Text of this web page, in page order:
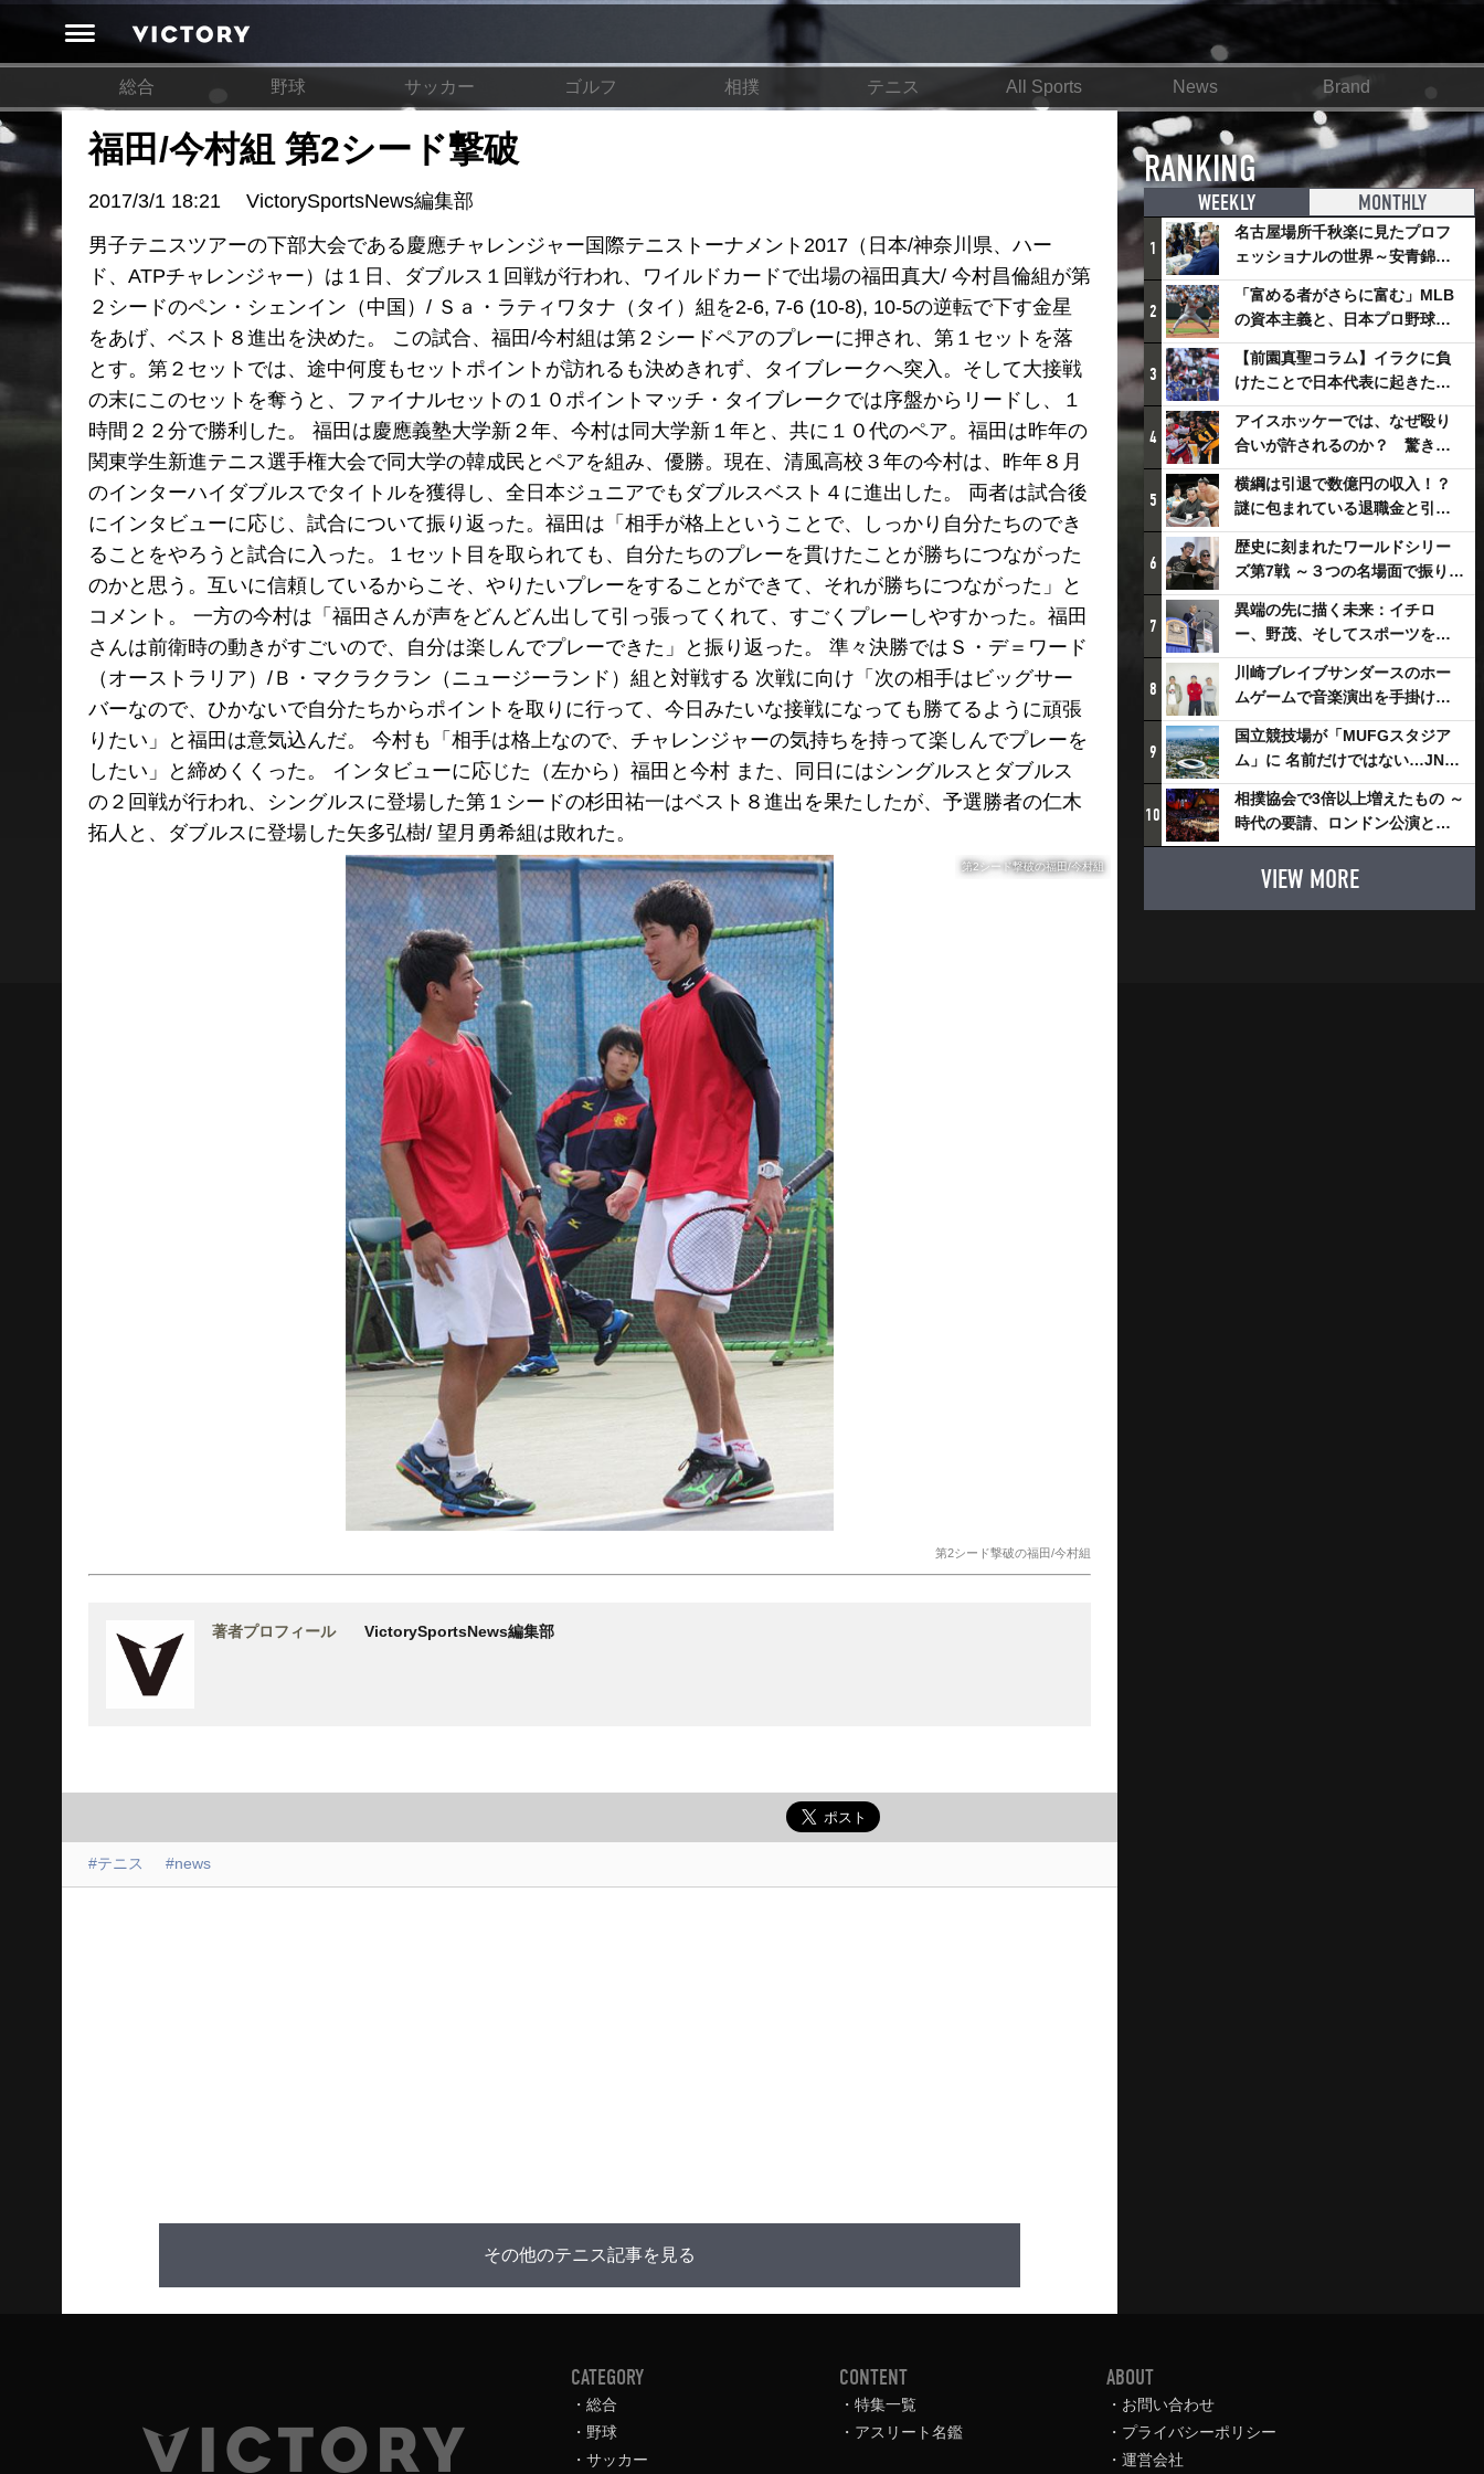
総合 野球 サッカー ゴルフ 相撲 テニス All Sports News Brand
福田/今村組 第2シード撃破
2017/3/1 18:21
VictorySportsNews編集部
男子テニスツアーの下部大会である慶應チャレンジャー国際テニストーナメント2017（日本/神奈川県、ハー
ド、ATPチャレンジャー）は１日、ダブルス１回戦が行われ、ワイルドカードで出場の福田真大/ 今村昌倫組が第
２シードのペン・シェンイン（中国）/ Ｓａ・ラティワタナ（タイ）組を2-6, 7-6 (10-8), 10-5の逆転で下す金星
をあげ、ベスト８進出を決めた。 この試合、福田/今村組は第２シードペアのプレーに押され、第１セットを落
とす。第２セットでは、途中何度もセットポイントが訪れるも決めきれず、タイブレークへ突入。そして大接戦
の末にこのセットを奪うと、ファイナルセットの１０ポイントマッチ・タイブレークでは序盤からリードし、１
時間２２分で勝利した。 福田は慶應義塾大学新２年、今村は同大学新１年と、共に１０代のペア。福田は昨年の
関東学生新進テニス選手権大会で同大学の韓成民とペアを組み、優勝。現在、清風高校３年の今村は、昨年８月
のインターハイダブルスでタイトルを獲得し、全日本ジュニアでもダブルスベスト４に進出した。 両者は試合後
にインタビューに応じ、試合について振り返った。福田は「相手が格上ということで、しっかり自分たちのでき
ることをやろうと試合に入った。１セット目を取られても、自分たちのプレーを貫けたことが勝ちにつながった
のかと思う。互いに信頼しているからこそ、やりたいプレーをすることができて、それが勝ちにつながった」と
コメント。 一方の今村は「福田さんが声をどんどん出して引っ張ってくれて、すごくプレーしやすかった。福田
さんは前衛時の動きがすごいので、自分は楽しんでプレーできた」と振り返った。 準々決勝ではＳ・デ＝ワード
（オーストラリア）/Ｂ・マクラクラン（ニュージーランド）組と対戦する 次戦に向け「次の相手はビッグサー
バーなので、ひかないで自分たちからポイントを取りに行って、今日みたいな接戦になっても勝てるように頑張
りたい」と福田は意気込んだ。 今村も「相手は格上なので、チャレンジャーの気持ちを持って楽しんでプレーを
したい」と締めくくった。 インタビューに応じた（左から）福田と今村 また、同日にはシングルスとダブルス
の２回戦が行われ、シングルスに登場した第１シードの杉田祐一はベスト８進出を果たしたが、予選勝者の仁木
拓人と、ダブルスに登場した矢多弘樹/ 望月勇希組は敗れた。
第2シード撃破の福田/今村組
第2シード撃破の福田/今村組
著者プロフィール VictorySportsNews編集部
#テニス #news
その他のテニス記事を見る
RANKING
WEEKLY MONTHLY
1
名古屋場所千秋楽に見たプロフ
ェッショナルの世界～安青錦の
優勝を巡るさまざまなドラマ
2
「富める者がさらに富む」MLB
の資本主義と、日本プロ野球が
踏み出せない一歩
3
【前園真聖コラム】イラクに負
けたことで日本代表に起きたプ
ラスとは
4
アイスホッケーでは、なぜ殴り
合いが許されるのか？ 驚きの
「ファイティング」ルールにつ
いて
5
横綱は引退で数億円の収入！？
謎に包まれている退職金と引退
相撲興行
6
歴史に刻まれたワールドシリー
ズ第7戦 ～３つの名場面で振り返
る～
7
異端の先に描く未来：イチロ
ー、野茂、そしてスポーツを支
える科学界の挑戦
8
川崎ブレイブサンダースのホー
ムゲームで音楽演出を手掛ける
スチャダラパーが川崎新！アリ
ーナシティ・プロジェクトを語
る 「楽しみでしかないでしょ。
川崎は、ずっと成長曲線だか
ら」
9
国立競技場が「MUFGスタジア
ム」に 名前だけではない…JNSE
とMUFGが“共創”し描く地域活
性化・社会価値創造の近未来図
とは
10
相撲協会で3倍以上増えたもの ～
時代の要請、ロンドン公演と古
式大相撲
VIEW MORE
CATEGORY
総合
野球
サッカー
CONTENT
特集一覧
アスリート名鑑
ABOUT
お問い合わせ
プライバシーポリシー
運営会社